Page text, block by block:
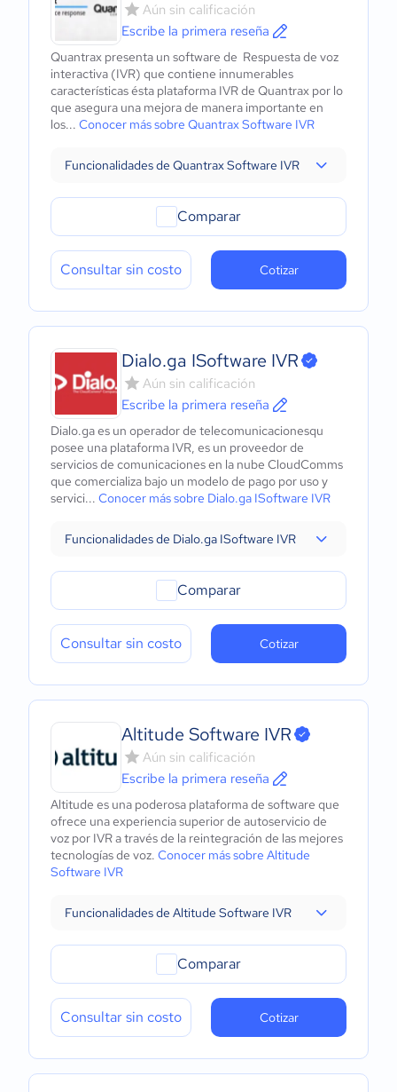
Aún sin calificación
Escribe la primera reseña
Quantrax presenta un software de Respuesta de voz
interactiva (IVR) que contiene innumerables
características ésta plataforma IVR de Quantrax por lo
que asegura una mejora de manera importante en
los... Conocer más sobre Quantrax Software IVR
Funcionalidades de Quantrax Software IVR
Comparar
Consultar sin costo Cotizar
Dialo.ga ISoftware IVR
Aún sin calificación
Escribe la primera reseña
Dialo.ga es un operador de telecomunicacionesqu
posee una plataforma IVR, es un proveedor de
servicios de comunicaciones en la nube CloudComms
que comercializa bajo un modelo de pago por uso y
servici... Conocer más sobre Dialo.ga ISoftware IVR
Funcionalidades de Dialo.ga ISoftware IVR
Comparar
Consultar sin costo Cotizar
Altitude Software IVR
Aún sin calificación
Escribe la primera reseña
Altitude es una poderosa plataforma de software que
ofrece una experiencia superior de autoservicio de
voz por IVR a través de la reintegración de las mejores
tecnologías de voz. Conocer más sobre Altitude
Software IVR
Funcionalidades de Altitude Software IVR
Comparar
Consultar sin costo Cotizar